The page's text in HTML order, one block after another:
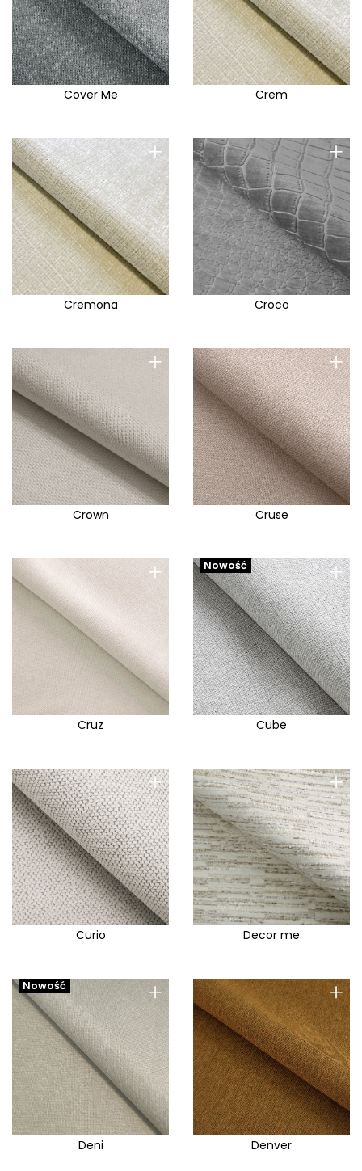
Cover Me Crem
+
Cremona
+
Croco
+
Crown
+
Cruse
+
Cruz
+
Nowość
Cube
+
Curio
+
Decor me
+
Nowość
Deni
+
Denver